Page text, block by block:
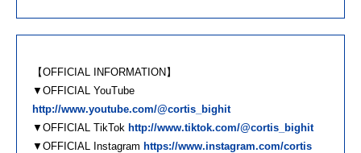
【OFFICIAL INFORMATION】
▼OFFICIAL YouTube
http://www.youtube.com/@cortis_bighit
▼OFFICIAL TikTok http://www.tiktok.com/@cortis_bighit
▼OFFICIAL Instagram https://www.instagram.com/cortis